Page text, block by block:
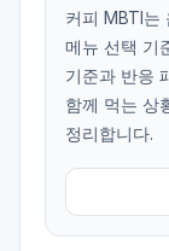
커피 MBTI는
메뉴 선택 기
기준과 반응
함께 먹는 상
정리합니다.